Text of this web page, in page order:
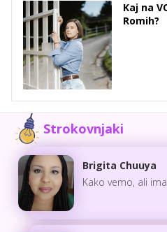
Kaj na
Romih?
Strokovnjaki
Brigita Chuuya
Kako vemo, ali